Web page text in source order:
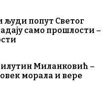
попут Светог
само прошлости –
Миланковић –
морала и вере